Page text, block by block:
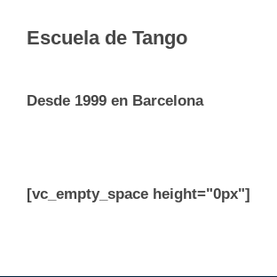
Escuela de Tango
Desde 1999 en Barcelona
[vc_empty_space height="0px"]